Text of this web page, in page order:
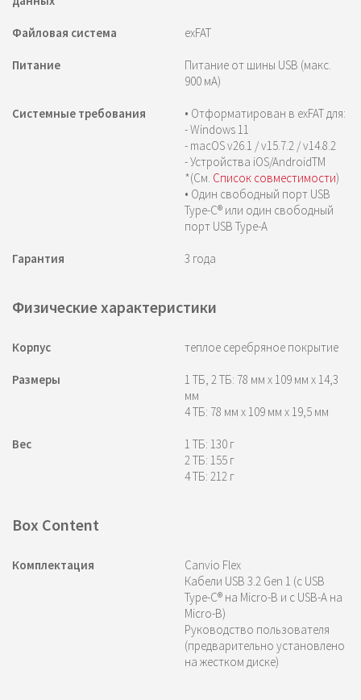
Файловая система exFAT
Питание
Питание от шины USB (макс.
900 мА)
Системные требования
• Отформатирован в exFAT для:
- Windows 11
- macOS v26.1 / v15.7.2 / v14.8.2
- Устройства iOS/AndroidTM
*(См. Список совместимости)
• Один свободный порт USB
Type-C® или один свободный
порт USB Type-A
Гарантия 3 года
Физические характеристики
Корпус теплое серебряное покрытие
Размеры
1 ТБ, 2 ТБ: 78 мм x 109 мм x 14,3
мм
4 ТБ: 78 мм x 109 мм x 19,5 мм
Вес
1 ТБ: 130 г
2 ТБ: 155 г
4 ТБ: 212 г
Box Content
Комплектация
Canvio Flex
Кабели USB 3.2 Gen 1 (с USB
Type-C® на Micro-B и с USB-A на
Micro-B)
Руководство пользователя
(предварительно установлено
на жестком диске)